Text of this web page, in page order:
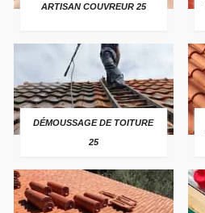
ARTISAN COUVREUR 25
DÉMOUSSAGE DE TOITURE
25